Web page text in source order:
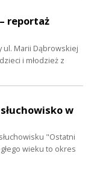
reportaż
Marii Dąbrowskiej
i młodzież z
w
"Ostatni
wieku to okres